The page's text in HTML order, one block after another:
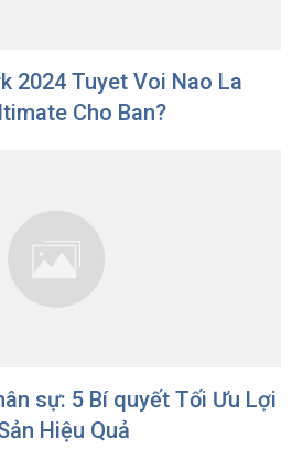
2024 Tuyet Voi Nao La
Cho Ban?
sự: 5 Bí quyết Tối Ưu Lợi
Hiệu Quả